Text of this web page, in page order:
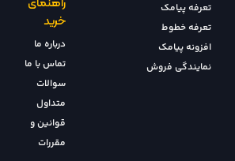
تعرفه پیامک
تعرفه خطوط
افزونه پیامک
نمایندگی فروش
خرید
درباره ما
تماس با ما
سوالات
متداول
قوانین و
مقررات